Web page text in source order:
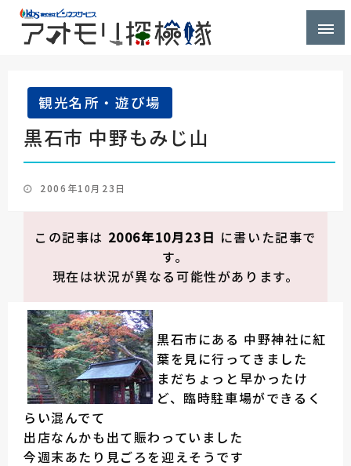
観光名所・遊び場
黒石市 中野もみじ山
投
日:
2006年10月23日
この記事は 2006年10月23日 に書いた記事で
す。
現在は状況が異なる可能性があります。
黒石市にある 中野神社に紅
葉を見に行ってきました
まだちょっと早かったけ
ど、臨時駐車場ができるく
らい混んでて
出店なんかも出て賑わっていました
今週末あたり見ごろを迎えそうです